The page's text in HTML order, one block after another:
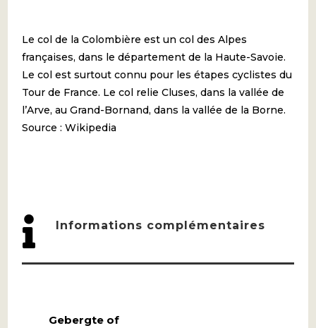
Le col de la Colombière est un col des Alpes
françaises, dans le département de la Haute-Savoie.
Le col est surtout connu pour les étapes cyclistes du
Tour de France. Le col relie Cluses, dans la vallée de
l’Arve, au Grand-Bornand, dans la vallée de la Borne.
Source : Wikipedia
 Informations complémentaires
Gebergte of